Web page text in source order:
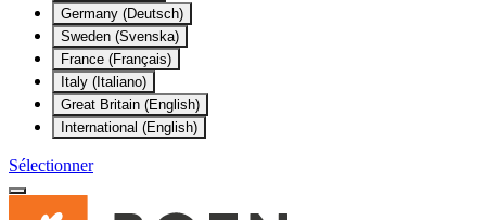
Germany (Deutsch)
Sweden (Svenska)
France (Français)
Italy (Italiano)
Great Britain (English)
International (English)
Sélectionner